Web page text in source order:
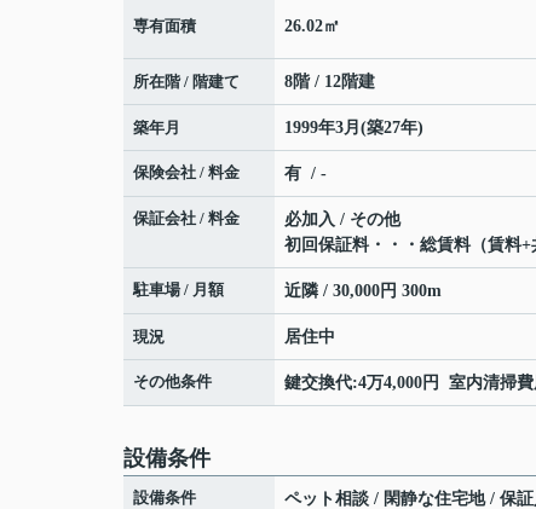
専有面積 26.02㎡
所在階 / 階建て 8階 / 12階建
築年月 1999年3月(築27年)
保険会社 / 料金 有 / -
保証会社 / 料金
必加入 / その他
初回保証料・・・総賃料（賃料
駐車場 / 月額 近隣 / 30,000円 300m
現況 居住中
その他条件 鍵交換代:4万4,000円 室内清掃費
設備条件
設備条件
ペット相談 / 閑静な住宅地 / 保